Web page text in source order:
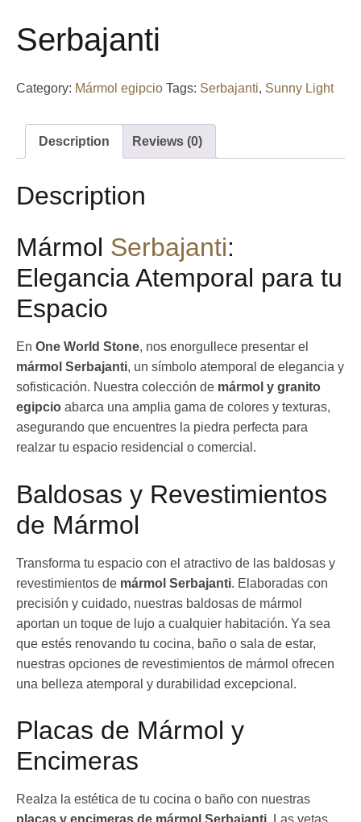
Serbajanti
Category: Mármol egipcio Tags: Serbajanti, Sunny Light
Description Reviews (0)
Description
Mármol Serbajanti:
Elegancia Atemporal para tu
Espacio
En One World Stone, nos enorgullece presentar el
mármol Serbajanti, un símbolo atemporal de elegancia y
sofisticación. Nuestra colección de mármol y granito
egipcio abarca una amplia gama de colores y texturas,
asegurando que encuentres la piedra perfecta para
realzar tu espacio residencial o comercial.
Baldosas y Revestimientos
de Mármol
Transforma tu espacio con el atractivo de las baldosas y
revestimientos de mármol Serbajanti. Elaboradas con
precisión y cuidado, nuestras baldosas de mármol
aportan un toque de lujo a cualquier habitación. Ya sea
que estés renovando tu cocina, baño o sala de estar,
nuestras opciones de revestimientos de mármol ofrecen
una belleza atemporal y durabilidad excepcional.
Placas de Mármol y
Encimeras
Realza la estética de tu cocina o baño con nuestras